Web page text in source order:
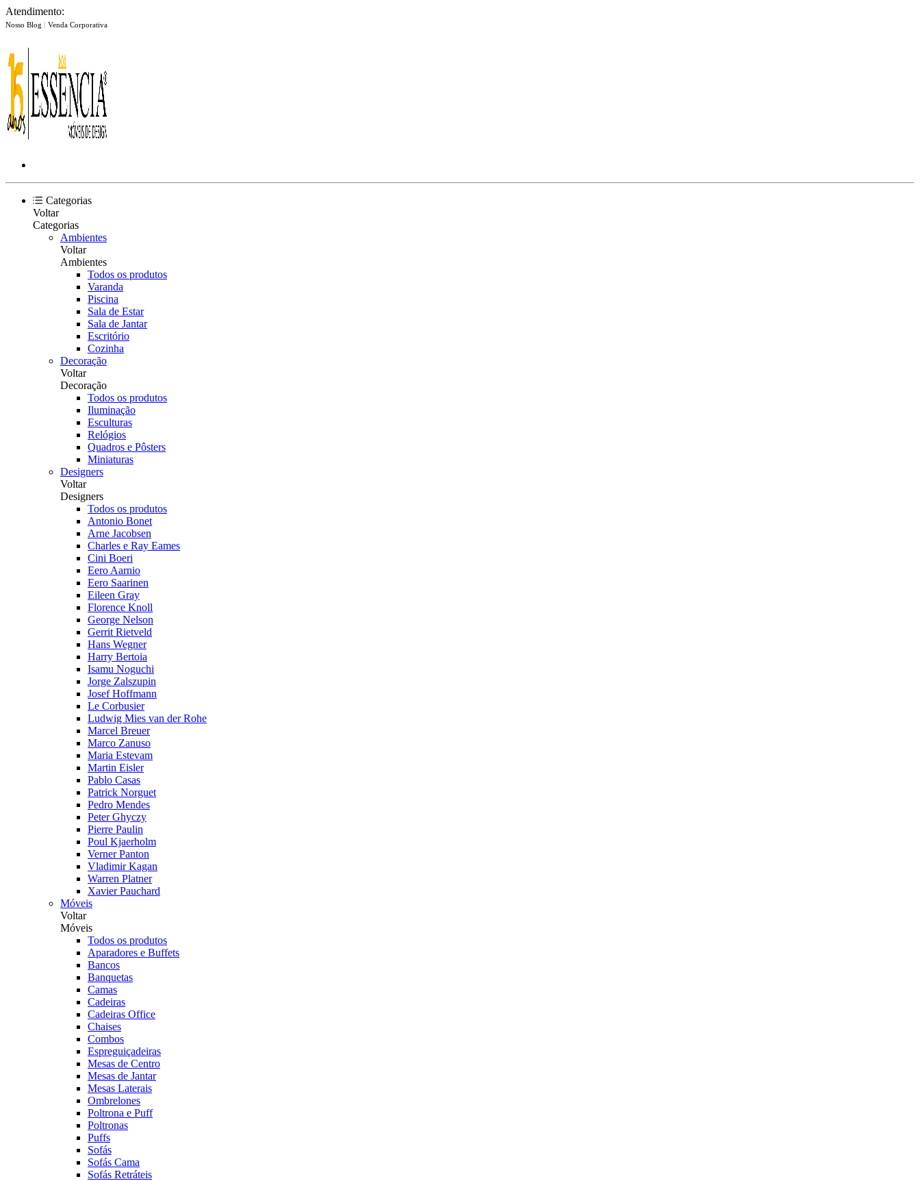
Atendimento:
Nosso Blog | Venda Corporativa
Categorias
Voltar
Categorias
Ambientes
Voltar
Ambientes
Todos os produtos
Varanda
Piscina
Sala de Estar
Sala de Jantar
Escritório
Cozinha
Decoração
Voltar
Decoração
Todos os produtos
Iluminação
Esculturas
Relógios
Quadros e Pôsters
Miniaturas
Designers
Voltar
Designers
Todos os produtos
Antonio Bonet
Arne Jacobsen
Charles e Ray Eames
Cini Boeri
Eero Aarnio
Eero Saarinen
Eileen Gray
Florence Knoll
George Nelson
Gerrit Rietveld
Hans Wegner
Harry Bertoia
Isamu Noguchi
Jorge Zalszupin
Josef Hoffmann
Le Corbusier
Ludwig Mies van der Rohe
Marcel Breuer
Marco Zanuso
Maria Estevam
Martin Eisler
Pablo Casas
Patrick Norguet
Pedro Mendes
Peter Ghyczy
Pierre Paulin
Poul Kjaerholm
Verner Panton
Vladimir Kagan
Warren Platner
Xavier Pauchard
Móveis
Voltar
Móveis
Todos os produtos
Aparadores e Buffets
Bancos
Banquetas
Camas
Cadeiras
Cadeiras Office
Chaises
Combos
Espreguiçadeiras
Mesas de Centro
Mesas de Jantar
Mesas Laterais
Ombrelones
Poltrona e Puff
Poltronas
Puffs
Sofás
Sofás Cama
Sofás Retráteis